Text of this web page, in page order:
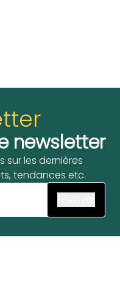
newsletter
sur les dernières
tendances etc.